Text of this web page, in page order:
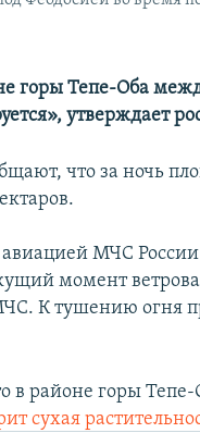
горы Тепе-Оба
утверждает
что за ночь
авиацией МЧС
момент
К тушению огня
в районе горы
сухая